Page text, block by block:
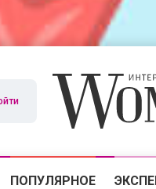
ПОПУЛЯРНОЕ